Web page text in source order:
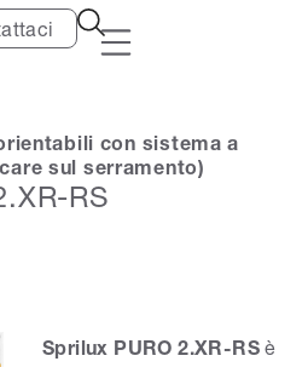
con sistema a
sul serramento)
RS
Sprilux PURO 2.XR-RS è